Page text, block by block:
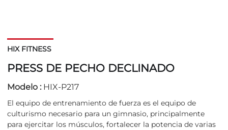
HIX FITNESS
PRESS DE PECHO DECLINADO
Modelo : HIX-P217
El equipo de entrenamiento de fuerza es el equipo de
culturismo necesario para un gimnasio, principalmente
para ejercitar los músculos, fortalecer la potencia de varias